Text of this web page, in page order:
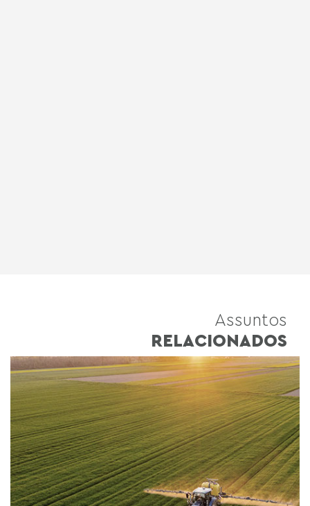
Assuntos
RELACIONADOS